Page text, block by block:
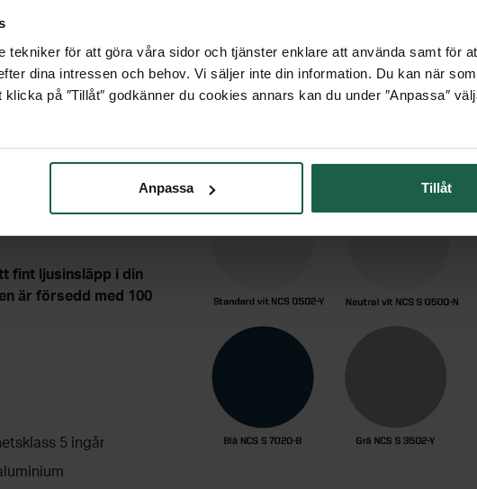
tekniker för att göra våra sidor och tjänster enklare att använda samt för
dina intressen och behov. Vi säljer inte din information. Du kan när
på ″Tillåt″ godkänner du cookies annars kan du under ″Anpassa″
Anpassa Tillåt
FRÅN
fint ljusinsläpp i din
är försedd med 100
5 ingår